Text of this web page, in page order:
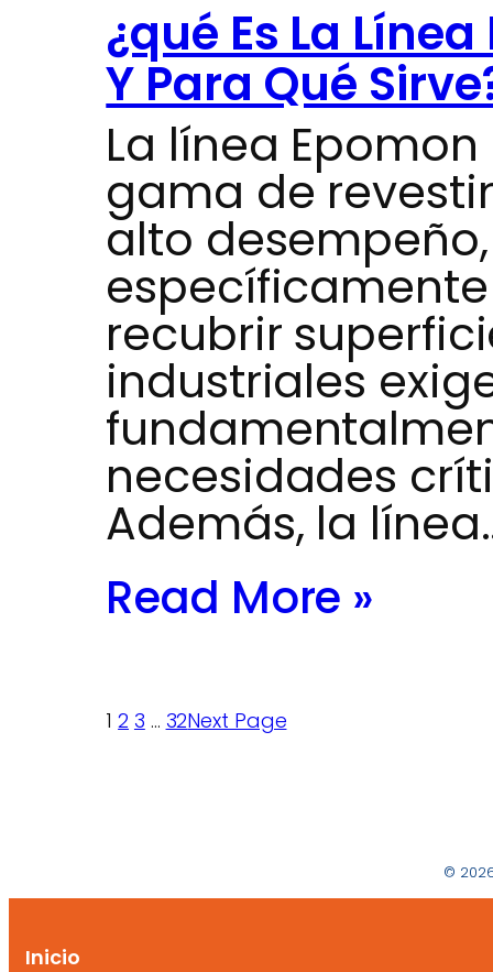
¿qué Es La
Y Para Qué
La línea
gama de
alto
recubrir
industriales
necesidades
Además, la
Read More »
1 2 3 … 32Next Page
©
Inicio